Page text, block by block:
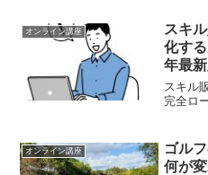
販売す
きく広
オンライン講座
スキ
化す
年最新
スキル
完全ロ
オンライン講座
ゴル
何が